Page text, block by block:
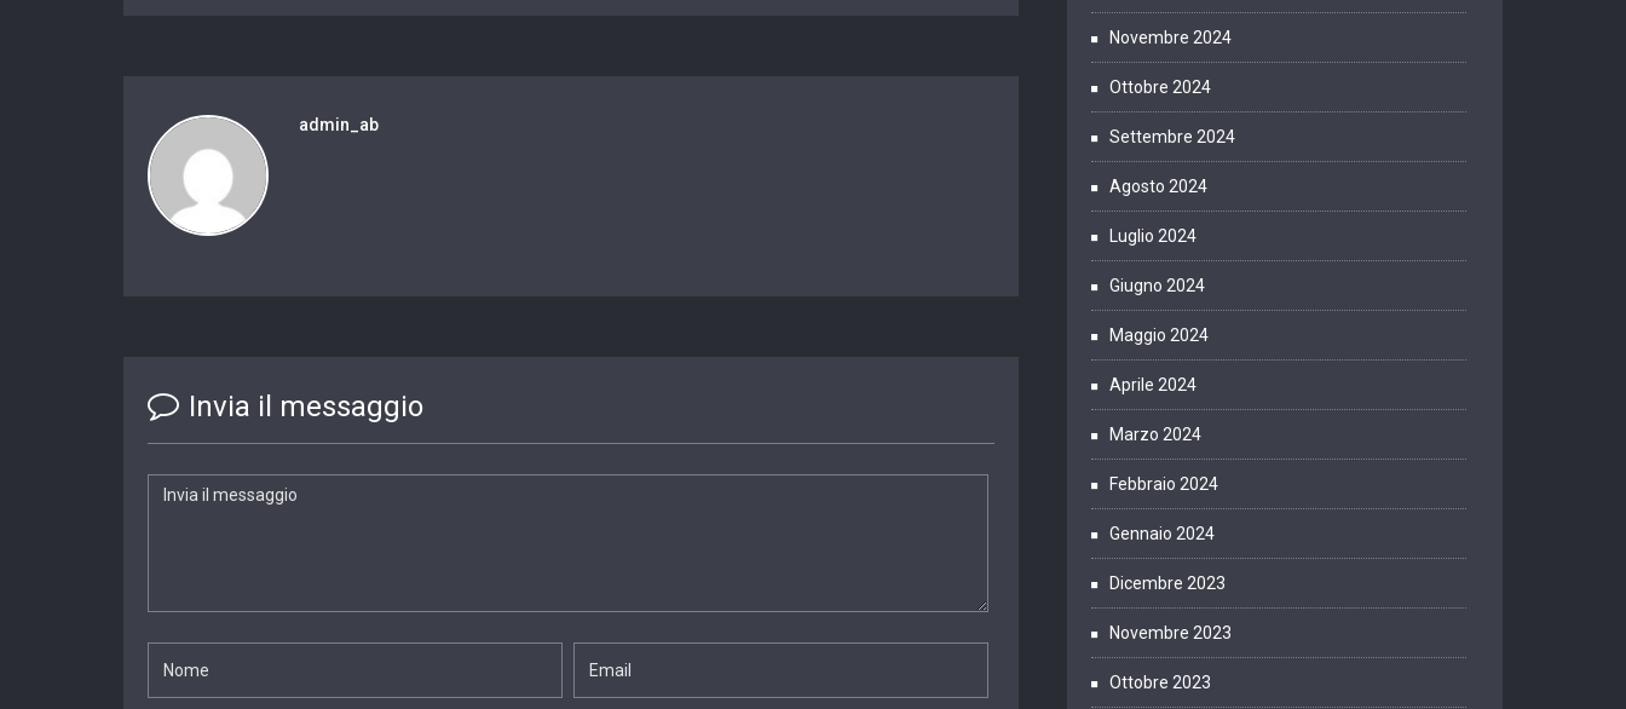
admin_ab
Invia il messaggio
Novembre 2024
Ottobre 2024
Settembre 2024
Agosto 2024
Luglio 2024
Giugno 2024
Maggio 2024
Aprile 2024
Marzo 2024
Febbraio 2024
Gennaio 2024
Dicembre 2023
Novembre 2023
Ottobre 2023